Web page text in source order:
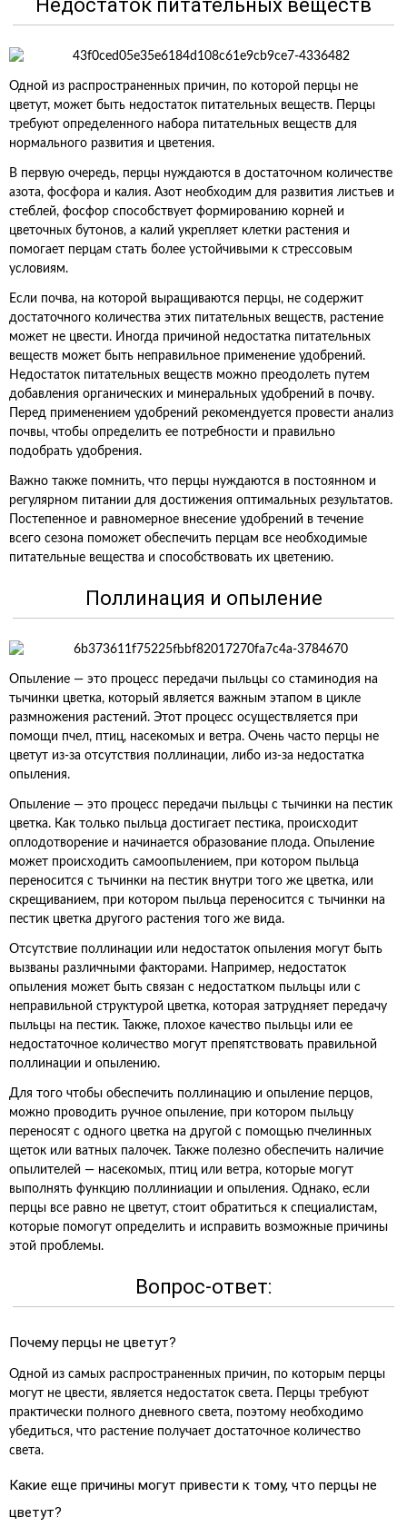
Недостаток питательных веществ
Одной из распространенных причин, по которой перцы не
цветут, может быть недостаток питательных веществ. Перцы
требуют определенного набора питательных веществ для
нормального развития и цветения.
В первую очередь, перцы нуждаются в достаточном количестве
азота, фосфора и калия. Азот необходим для развития листьев и
стеблей, фосфор способствует формированию корней и
цветочных бутонов, а калий укрепляет клетки растения и
помогает перцам стать более устойчивыми к стрессовым
условиям.
Если почва, на которой выращиваются перцы, не содержит
достаточного количества этих питательных веществ, растение
может не цвести. Иногда причиной недостатка питательных
веществ может быть неправильное применение удобрений.
Недостаток питательных веществ можно преодолеть путем
добавления органических и минеральных удобрений в почву.
Перед применением удобрений рекомендуется провести анализ
почвы, чтобы определить ее потребности и правильно
подобрать удобрения.
Важно также помнить, что перцы нуждаются в постоянном и
регулярном питании для достижения оптимальных результатов.
Постепенное и равномерное внесение удобрений в течение
всего сезона поможет обеспечить перцам все необходимые
питательные вещества и способствовать их цветению.
Поллинация и опыление
Опыление — это процесс передачи пыльцы со стаминодия на
тычинки цветка, который является важным этапом в цикле
размножения растений. Этот процесс осуществляется при
помощи пчел, птиц, насекомых и ветра. Очень часто перцы не
цветут из-за отсутствия поллинации, либо из-за недостатка
опыления.
Опыление — это процесс передачи пыльцы с тычинки на пестик
цветка. Как только пыльца достигает пестика, происходит
оплодотворение и начинается образование плода. Опыление
может происходить самоопылением, при котором пыльца
переносится с тычинки на пестик внутри того же цветка, или
скрещиванием, при котором пыльца переносится с тычинки на
пестик цветка другого растения того же вида.
Отсутствие поллинации или недостаток опыления могут быть
вызваны различными факторами. Например, недостаток
опыления может быть связан с недостатком пыльцы или с
неправильной структурой цветка, которая затрудняет передачу
пыльцы на пестик. Также, плохое качество пыльцы или ее
недостаточное количество могут препятствовать правильной
поллинации и опылению.
Для того чтобы обеспечить поллинацию и опыление перцов,
можно проводить ручное опыление, при котором пыльцу
переносят с одного цветка на другой с помощью пчелинных
щеток или ватных палочек. Также полезно обеспечить наличие
опылителей — насекомых, птиц или ветра, которые могут
выполнять функцию поллиниации и опыления. Однако, если
перцы все равно не цветут, стоит обратиться к специалистам,
которые помогут определить и исправить возможные причины
этой проблемы.
Вопрос-ответ:
Почему перцы не цветут?
Одной из самых распространенных причин, по которым перцы
могут не цвести, является недостаток света. Перцы требуют
практически полного дневного света, поэтому необходимо
убедиться, что растение получает достаточное количество
света.
Какие еще причины могут привести к тому, что перцы не
цветут?